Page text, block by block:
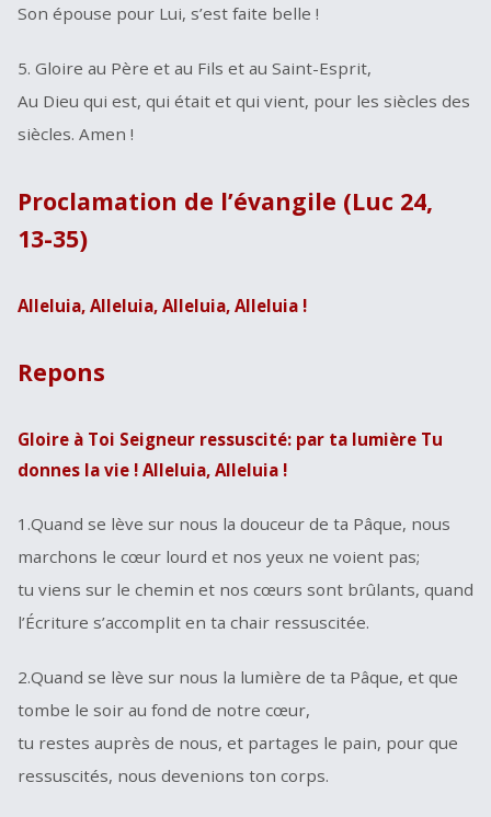
Son épouse pour Lui, s’est faite belle !
5. Gloire au Père et au Fils et au Saint-Esprit,
Au Dieu qui est, qui était et qui vient, pour les siècles des
siècles. Amen !
Proclamation de l’évangile (Luc 24,
13-35)
Alleluia, Alleluia, Alleluia, Alleluia !
Repons
Gloire à Toi Seigneur ressuscité: par ta lumière Tu
donnes la vie ! Alleluia, Alleluia !
1.Quand se lève sur nous la douceur de ta Pâque, nous
marchons le cœur lourd et nos yeux ne voient pas;
tu viens sur le chemin et nos cœurs sont brûlants, quand
l’Écriture s’accomplit en ta chair ressuscitée.
2.Quand se lève sur nous la lumière de ta Pâque, et que
tombe le soir au fond de notre cœur,
tu restes auprès de nous, et partages le pain, pour que
ressuscités, nous devenions ton corps.